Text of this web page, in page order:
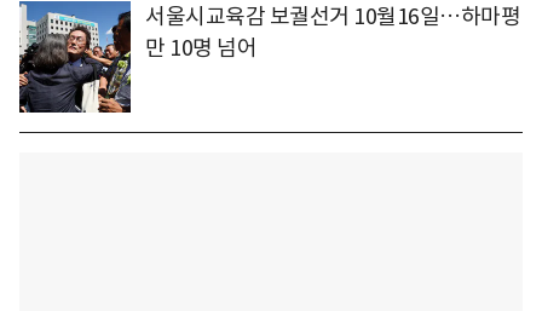
서울시교육감 보궐선거 10월16일…하마평
만 10명 넘어